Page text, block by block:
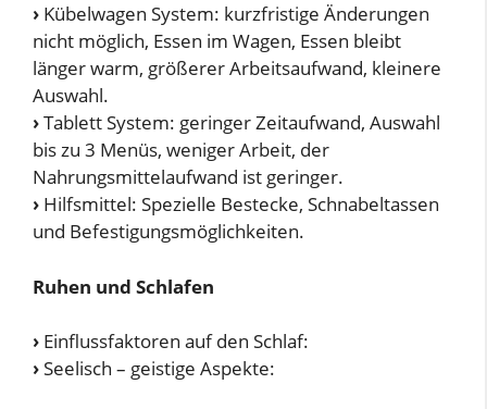
› Kübelwagen System: kurzfristige Änderungen
nicht möglich, Essen im Wagen, Essen bleibt
länger warm, größerer Arbeitsaufwand, kleinere
Auswahl.
›Tablett System: geringer Zeitaufwand, Auswahl
bis zu 3 Menüs, weniger Arbeit, der
Nahrungsmittelaufwand ist geringer.
› Hilfsmittel: Spezielle Bestecke, Schnabeltassen
und Befestigungsmöglichkeiten.
Ruhen und Schlafen
› Einflussfaktoren auf den Schlaf:
›Seelisch – geistige Aspekte: